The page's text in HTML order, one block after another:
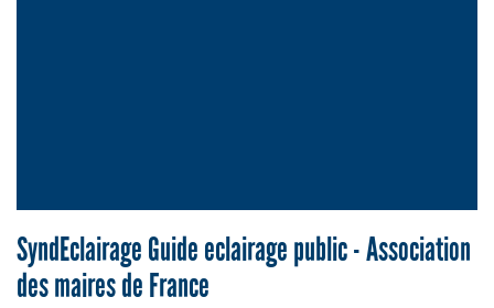
SyndEclairage Guide eclairage public - Association
des maires de France